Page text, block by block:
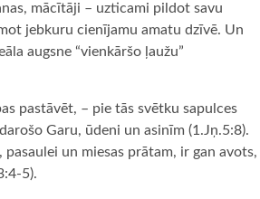
mācītāji – uzticami pildot savu
jebkuru cienījamu amatu dzīvē. Un
augsne “vienkāršo ļaužu”
pastāvēt, – pie tās svētku sapulces
Garu, ūdeni un asinīm (1.Jņ.5:8).
un miesas prātam, ir gan avots,
5).